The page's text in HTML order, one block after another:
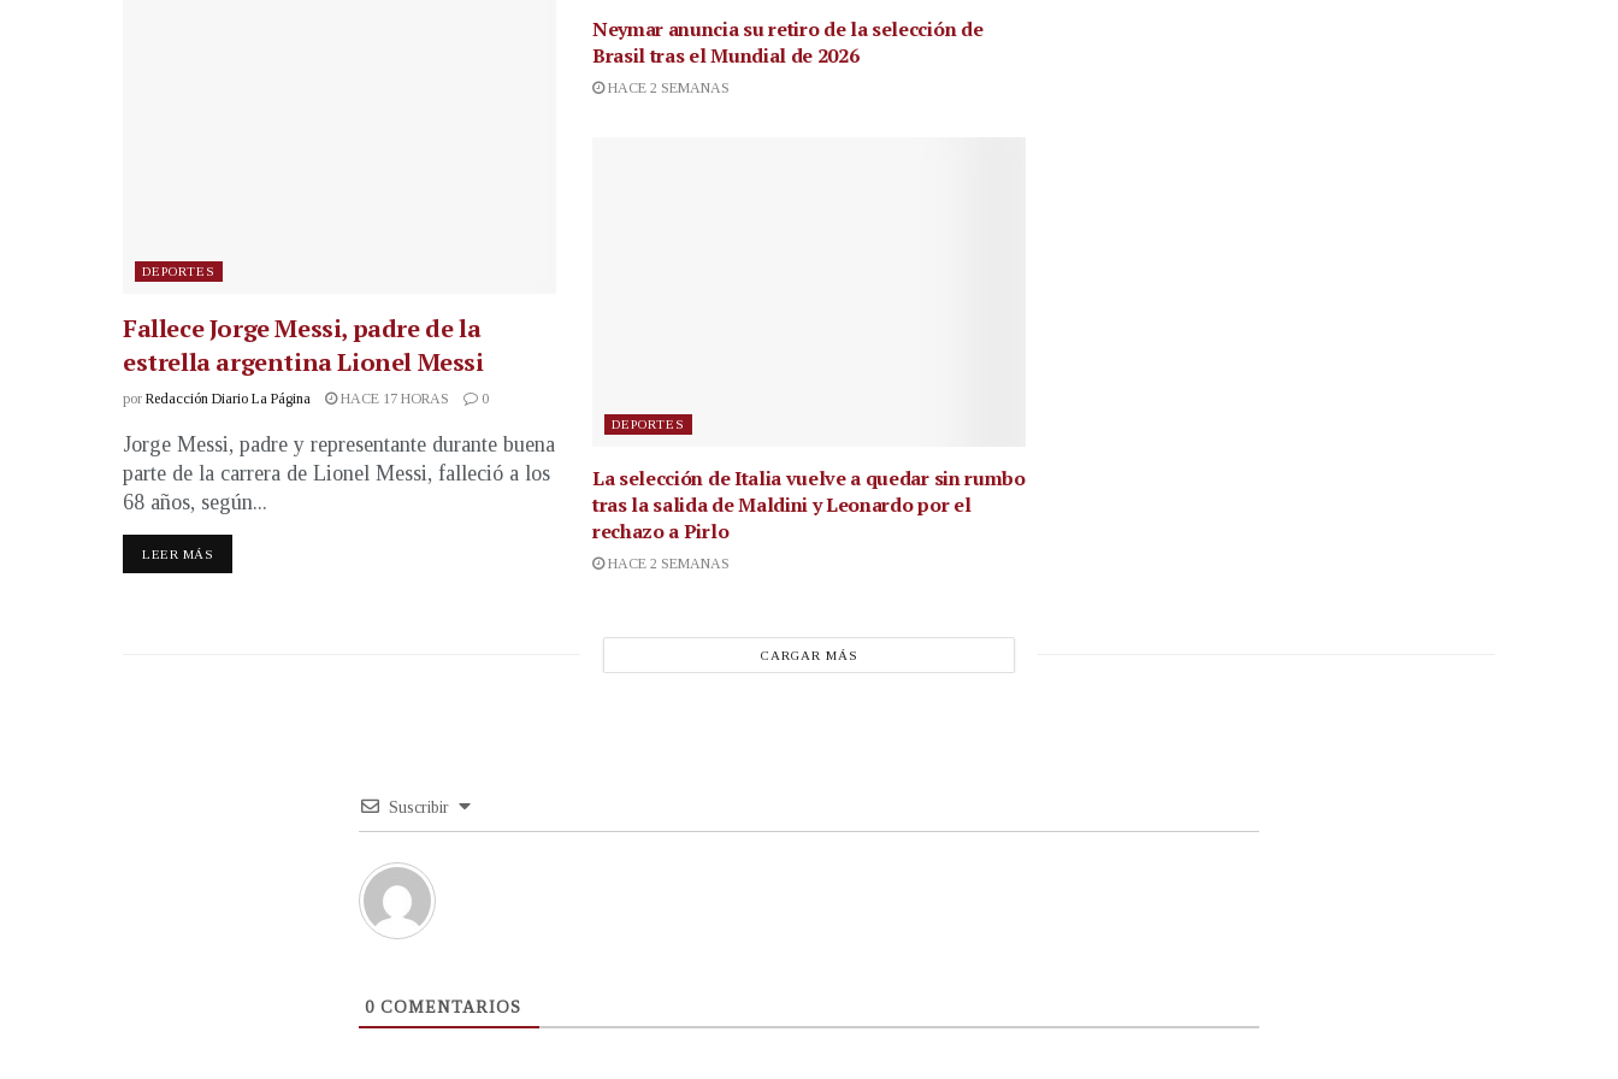
DEPORTES
Fallece Jorge Messi, padre de la
estrella argentina Lionel Messi
por Redacción Diario La Página HACE 17 HORAS 0
Jorge Messi, padre y representante durante buena
parte de la carrera de Lionel Messi, falleció a los
68 años, según...
LEER MÁS
Neymar anuncia su retiro de la selección de
Brasil tras el Mundial de 2026
HACE 2 SEMANAS
DEPORTES
La selección de Italia vuelve a quedar sin rumbo
tras la salida de Maldini y Leonardo por el
rechazo a Pirlo
HACE 2 SEMANAS
CARGAR MÁS
Suscribir
0 COMENTARIOS